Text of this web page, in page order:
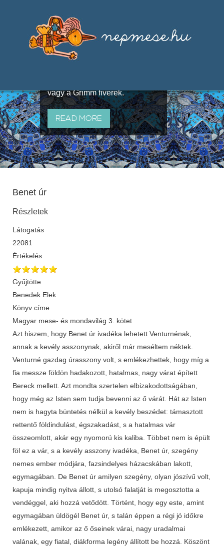
útján terjedő elbeszélésekből,
melyeket olyan ismert gyűjtők
állítottak össze, mint Benedek
vagy a Grimm fivérek.
READ MORE
Benet úr
Részletek
Látogatás
22081
Értékelés
Gyűjtötte
Benedek Elek
Könyv címe
Magyar mese- és mondavilág 3. kötet
Azt hiszem, hogy Benet úr ivadéka lehetett Venturnénak,
annak a kevély asszonynak, akiről már meséltem néktek.
Venturné gazdag úrasszony volt, s emlékezhettek, hogy míg a
fia messze földön hadakozott, hatalmas, nagy várat épített
Bereck mellett. Azt mondta szertelen elbizakodottságában,
hogy még az Isten sem tudja bevenni az ő várát. Hát az Isten
nem is hagyta büntetés nélkül a kevély beszédet: támasztott
rettentő földindulást, égszakadást, s a hatalmas vár
összeomlott, akár egy nyomorú kis kaliba. Többet nem is épült
föl ez a vár, s a kevély asszony ivadéka, Benet úr, szegény
nemes ember módjára, fazsindelyes házacskában lakott,
egymagában. De Benet úr amilyen szegény, olyan jószívű volt,
kapuja mindig nyitva állott, s utolsó falatját is megosztotta a
vendéggel, aki hozzá vetődött. Történt, hogy egy este, amint
egymagában üldögél Benet úr, s talán éppen a régi jó időkre
emlékezett, amikor az ő őseinek várai, nagy uradalmai
valának, egy fiatal, diákforma legény állított be hozzá. Köszönt